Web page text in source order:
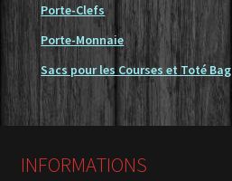
Porte-Clefs
Porte-Monnaie
Sacs pour les Courses et Toté Bag
INFORMATIONS